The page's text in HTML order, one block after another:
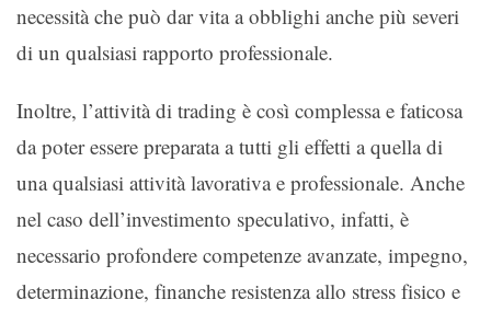
necessità che può dar vita a obblighi anche più severi
di un qualsiasi rapporto professionale.
Inoltre, l’attività di trading è così complessa e faticosa
da poter essere preparata a tutti gli effetti a quella di
una qualsiasi attività lavorativa e professionale. Anche
nel caso dell’investimento speculativo, infatti, è
necessario profondere competenze avanzate, impegno,
determinazione, finanche resistenza allo stress fisico e